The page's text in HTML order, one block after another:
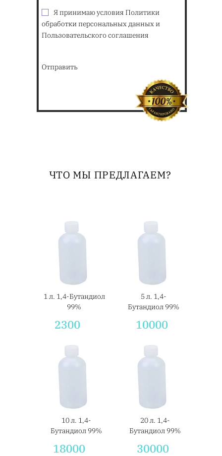
Я принимаю условия Политики
обработки персональных данных и
Пользовательского соглашения
Отправить
ЧТО МЫ ПРЕДЛАГАЕМ?
1 л. 1,4-Бутандиол
99%
20 л. 1,4-
Бутандиол 99%
10 л. 1,4-
Бутандиол 99%
5 л. 1,4-
Бутандиол 99%
2300
30000
18000
10000